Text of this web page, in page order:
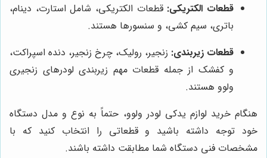
قطعات الکتریکی: قطعات الکتریکی، شامل استارت، دینام،
باتری، سیم کشی، و سنسورها هستند.
قطعات زیربندی: زنجیر، رولیک، چرخ زنجیر، دنده اسپراکت،
و کفشک از جمله قطعات مهم زیربندی لودرهای زنجیری
ولوو هستند.
هنگام خرید لوازم یدکی لودر ولوو، حتماً به نوع و مدل دستگاه
خود توجه داشته باشید و قطعاتی را انتخاب کنید که با
مشخصات فنی دستگاه شما مطابقت داشته باشند.